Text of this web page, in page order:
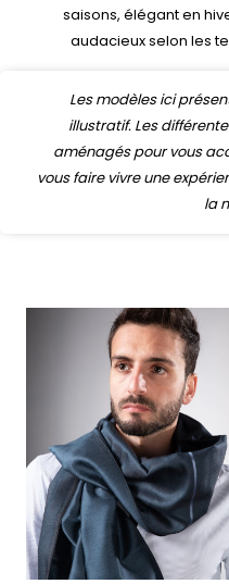
saisons, élégant en
audacieux selon les
Les modèles ici
illustratif. Les
aménagés pour vous
vous faire vivre une
la